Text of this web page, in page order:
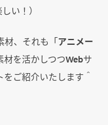
い！）
材、それも「アニメー
材を活かしつつWebサ
ご紹介いたします＾